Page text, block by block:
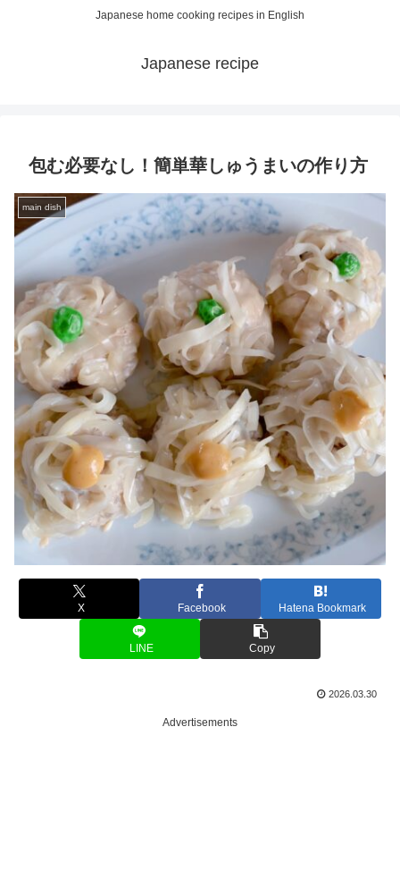
Japanese home cooking recipes in English
Japanese recipe
包む必要なし！簡単華しゅうまいの作り方
main dish
X Facebook Hatena Bookmark
LINE Copy
2026.03.30
Advertisements